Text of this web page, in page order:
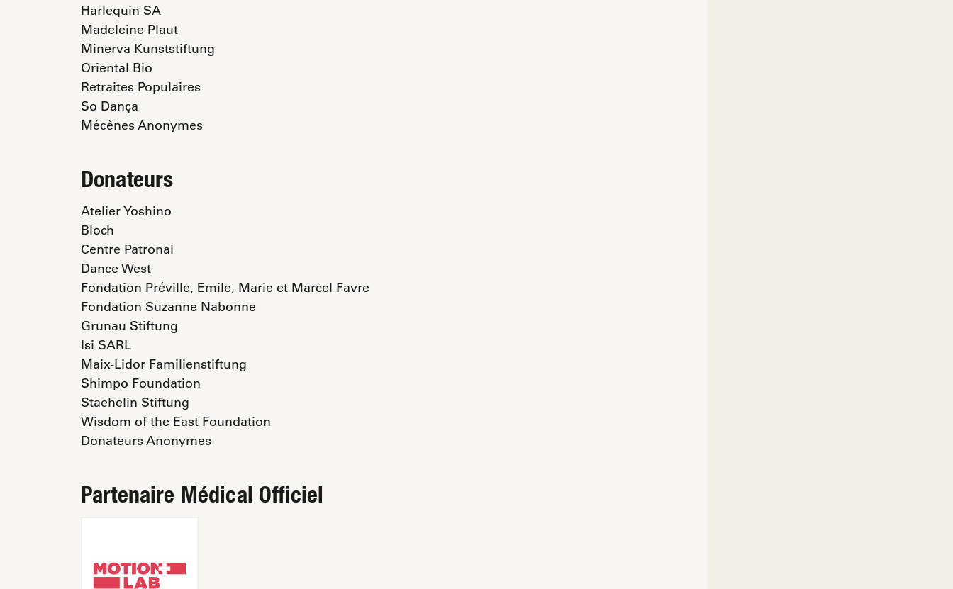
Harlequin SA
Madeleine Plaut
Minerva Kunststiftung
Oriental Bio
Retraites Populaires
So Dança
Mécènes Anonymes
Donateurs
Atelier Yoshino
Bloch
Centre Patronal
Dance West
Fondation Préville, Emile, Marie et Marcel Favre
Fondation Suzanne Nabonne
Grunau Stiftung
Isi SARL
Maix-Lidor Familienstiftung
Shimpo Foundation
Staehelin Stiftung
Wisdom of the East Foundation
Donateurs Anonymes
Partenaire Médical Officiel